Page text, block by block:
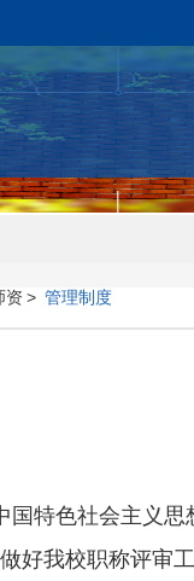
资 > 管理制度
特色社会主义
好我校职称评审